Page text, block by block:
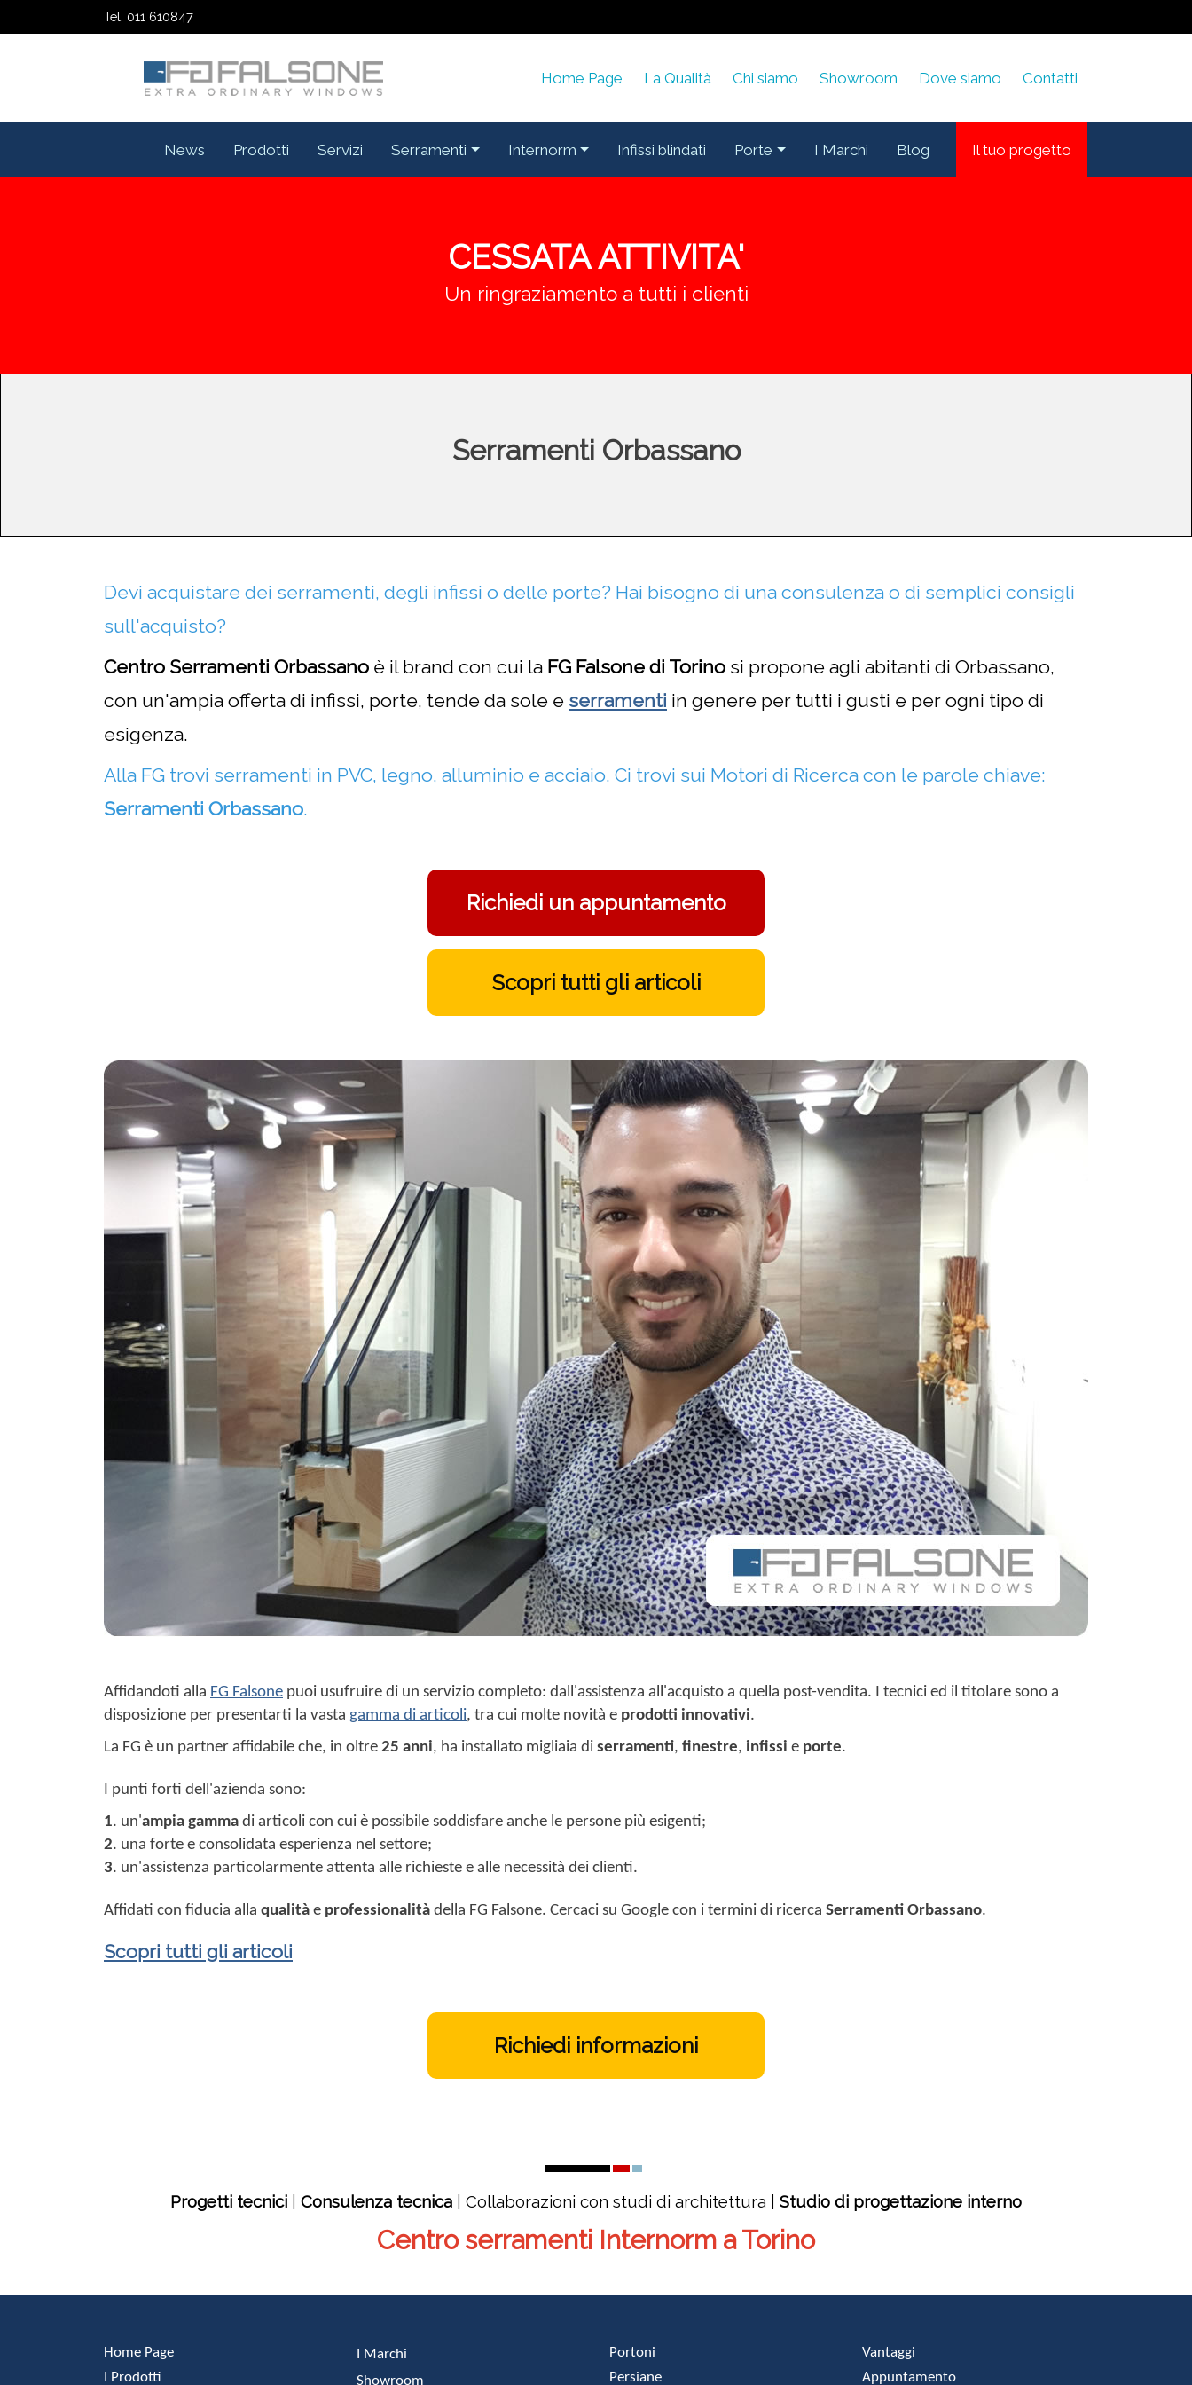
Tel. 011 610847
Home Page La Qualità Chi siamo Showroom Dove siamo Contatti
News Prodotti Servizi Serramenti Internorm Infissi blindati Porte I Marchi Blog Il tuo progetto
CESSATA ATTIVITA'
Un ringraziamento a tutti i clienti
Serramenti Orbassano
Devi acquistare dei serramenti, degli infissi o delle porte? Hai bisogno di una consulenza o di semplici consigli
sull'acquisto?
Centro Serramenti Orbassano è il brand con cui la FG Falsone di Torino si propone agli abitanti di Orbassano,
con un'ampia offerta di infissi, porte, tende da sole e serramenti in genere per tutti i gusti e per ogni tipo di
esigenza.
Alla FG trovi serramenti in PVC, legno, alluminio e acciaio. Ci trovi sui Motori di Ricerca con le parole chiave:
Serramenti Orbassano.
Richiedi un appuntamento
Scopri tutti gli articoli
Affidandoti alla FG Falsone puoi usufruire di un servizio completo: dall'assistenza all'acquisto a quella post-vendita. I tecnici ed il titolare sono a
disposizione per presentarti la vasta gamma di articoli, tra cui molte novità e prodotti innovativi.
La FG è un partner affidabile che, in oltre 25 anni, ha installato migliaia di serramenti, finestre, infissi e porte.
I punti forti dell'azienda sono:
1. un'ampia gamma di articoli con cui è possibile soddisfare anche le persone più esigenti;
2. una forte e consolidata esperienza nel settore;
3. un'assistenza particolarmente attenta alle richieste e alle necessità dei clienti.
Affidati con fiducia alla qualità e professionalità della FG Falsone. Cercaci su Google con i termini di ricerca Serramenti Orbassano.
Scopri tutti gli articoli
Richiedi informazioni
Progetti tecnici Consulenza tecnica | Collaborazioni con studi di architettura | Studio di progettazione interno
Centro serramenti Internorm a Torino
Home Page
I Prodotti
I Marchi
Showroom
Portoni
Persiane
Vantaggi
Appuntamento